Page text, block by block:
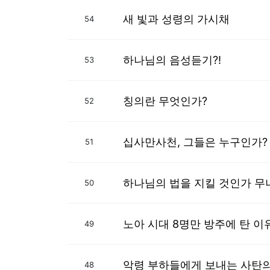
54 새 빛과 성령의 가시채
53 하나님의 음성듣기?!
52 칭의란 무엇인가?
51 십사만사천, 그들은 누구인가?
50 하나님의 법을 지킬 것인가 무
49 노아 시대 8명만 방주에 탄 이
48 악령 부하들에게 보내는 사탄